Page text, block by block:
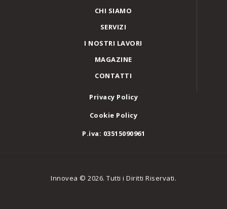
CHI SIAMO
SERVIZI
I NOSTRI LAVORI
MAGAZINE
CONTATTI
Privacy Policy
Cookie Policy
P.iva: 03515090961
Innovea © 2026. Tutti i Diritti Riservati.